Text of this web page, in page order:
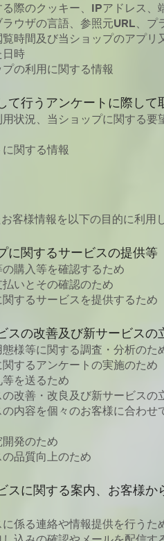
際のクッキー、IPアドレス、
ウザの言語、参照元URL、プ
時間及び当ショップのアプリ
日時
の利用に関する情報
て行うアンケートに際して
状況、当ショップに関する要
関する情報
客様情報を以下の目的に利用
に関するサービスの提供等
購入等を確認するため
いとその確認のため
するサービスを提供するため
スの改善及び新サービスの
様等に関する調査・分析のた
するアンケートの実施のため
を送るため
改善・改良及び新サービスの
内容を個々のお客様に合わせ
発のため
品質向上のため
スに関する案内、お客様か
係る連絡や情報提供を行うた